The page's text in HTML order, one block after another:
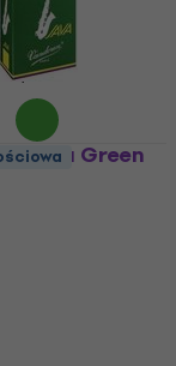
zł
Java Green